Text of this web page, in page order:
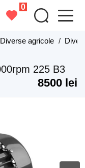
0
Diverse agricole /
225 B3
8500 lei